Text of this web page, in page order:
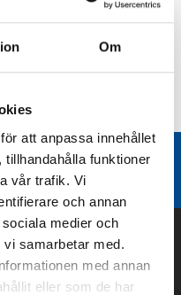
Om
att anpassa innehållet
funktioner
vår trafik. Vi
och annan
medier och
samarbetar med.
med annan
eller som de har